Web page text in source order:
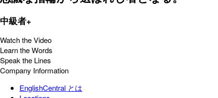
中級者+
Watch the Video
Learn the Words
Speak the Lines
Company Information
EnglishCentral とは